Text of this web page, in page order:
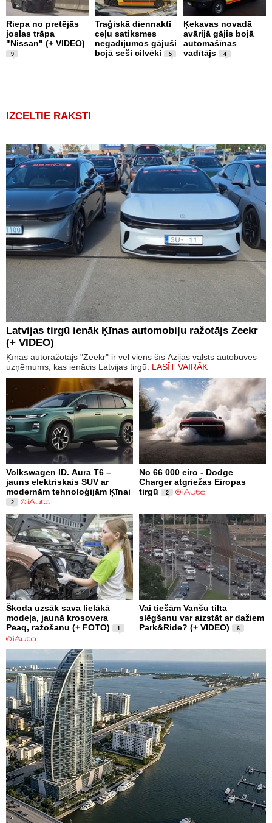
Riepa no pretējās
joslas trāpa
"Nissan" (+ VIDEO)
9
Traģiskā diennaktī
ceļu satiksmes
negadījumos gājuši
bojā seši cilvēki
5
Ķekavas novadā
avārijā gājis bojā
automašīnas
vadītājs
4
IZCELTIE RAKSTI
Latvijas tirgū ienāk Ķīnas automobiļu ražotājs Zeekr
(+ VIDEO)
Ķīnas autoražotājs "Zeekr" ir vēl viens šīs Āzijas valsts autobūves
uzņēmums, kas ienācis Latvijas tirgū. LASĪT VAIRĀK
Volkswagen ID. Aura T6 –
jauns elektriskais SUV ar
modernām tehnoloģijām Ķīnai
2
No 66 000 eiro - Dodge
Charger atgriežas Eiropas
tirgū
2
Škoda uzsāk sava lielākā
modeļa, jaunā krosovera
Peaq, ražošanu (+ FOTO)
1
Vai tiešām Vanšu tilta
slēgšanu var aizstāt ar dažiem
Park&Ride? (+ VIDEO)
6